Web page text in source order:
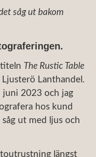
såg ut bakom
The Rustic Table
Lanthandel.
juni 2023 och jag
hos kund
ut med ljus och
längst